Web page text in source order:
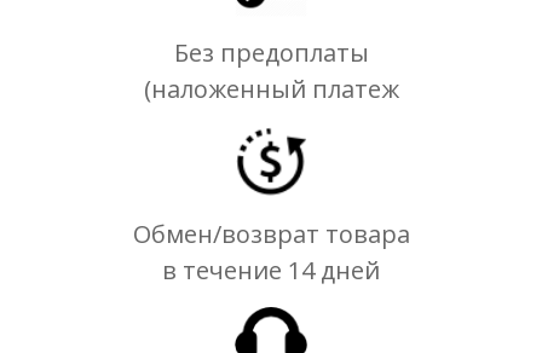
Без предоплаты
(наложенный платеж
Обмен/возврат товара
в течение 14 дней